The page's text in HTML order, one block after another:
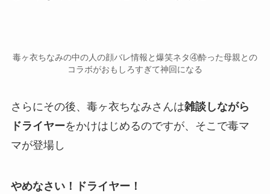
毒ヶ衣ちなみの中の人の顔バレ情報と爆笑ネタ④酔った母親との
コラボがおもしろすぎて神回になる
さらにその後、毒ヶ衣ちなみさんは雑談しながら
ドライヤーをかけはじめるのですが、そこで毒マ
マが登場し
やめなさい！ドライヤー！